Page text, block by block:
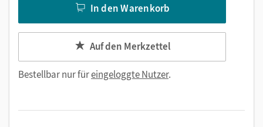
In den Warenkorb
Auf den Merkzettel
Bestellbar nur füreingeloggte Nutzer.